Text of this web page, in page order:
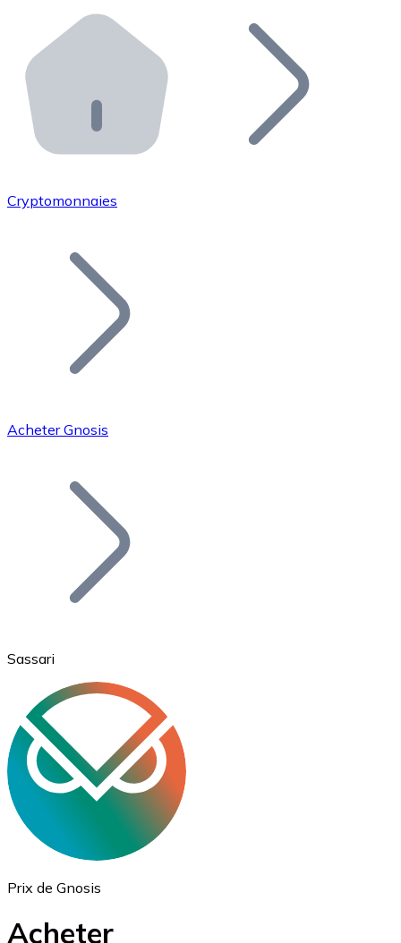
Distributeurs automatiques Bitnovo
Intégrez un ATM Bitnovo dans votre entreprise et
API Bitnovo
Intégrez notre API dans votre écosystème.
Rejoignez notre réseau de distributeurs et
Ajoutez le token de votre projet à notre service
Bitcoin
Ethereum
ETH
Cryptomonnaies
Acheter Gnosis
Sassari
Prix de Gnosis
Acheter